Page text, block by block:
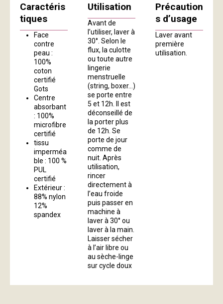
Caractéris
tiques
Face
contre
peau :
100%
coton
certifié
Gots
Centre
absorbant
: 100%
microfibre
certifié
tissu
imperméa
ble : 100 %
PUL
certifié
Extérieur :
88% nylon
12%
spandex
Utilisation
Avant de
l’utiliser, laver à
30°. Selon le
flux, la culotte
ou toute autre
lingerie
menstruelle
(string, boxer…)
se porte entre
5 et 12h. Il est
déconseillé de
la porter plus
de 12h. Se
porte de jour
comme de
nuit. Après
utilisation,
rincer
directement à
l’eau froide
puis passer en
machine à
laver à 30° ou
laver à la main.
Laisser sécher
à l’air libre ou
au sèche-linge
sur cycle doux
Précaution
s d’usage
Laver avant
première
utilisation.